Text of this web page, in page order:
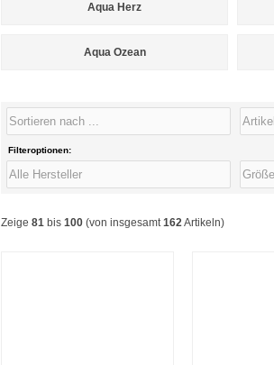
Aqua Herz
Aqua Ozean
Filteroptionen:
Zeige 81 bis 100 (von insgesamt162Artikeln)